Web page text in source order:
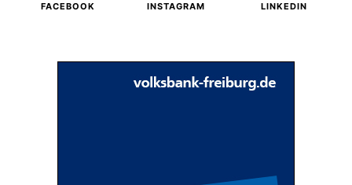
FACEBOOK INSTAGRAM LINKEDIN